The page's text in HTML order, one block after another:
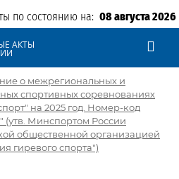
по состоянию на: 08 августа 2026
АКТЫ
о межрегиональных и
спортивных соревнованиях
на 2025 год. Номер-код
(утв. Минспортом России
общественной организацией
гиревого спорта")